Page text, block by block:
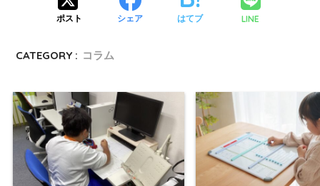
ポスト シェア はてブ LINE
CATEGORY : コラム